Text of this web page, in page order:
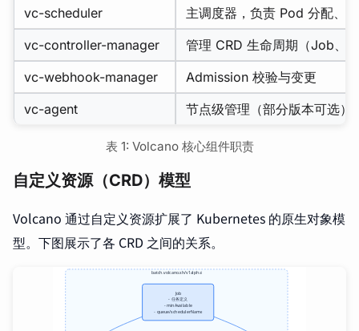
vc-scheduler
主调度器，负责 Pod 分配、
vc-controller-manager
管理 CRD 生命周期（Job、
vc-webhook-manager
Admission 校验与变更
vc-agent
节点级管理（部分版本可选）
表 1: Volcano 核心组件职责
自定义资源（CRD）模型
Volcano 通过自定义资源扩展了 Kubernetes 的原生对象模
型。下图展示了各 CRD 之间的关系。